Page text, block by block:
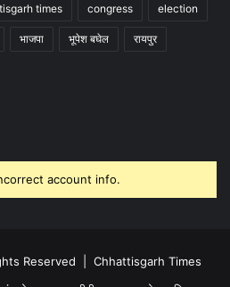
times congress election
भाजपा भूपेश बघेल रायपुर
account info.
Reserved | Chhattisgarh Times